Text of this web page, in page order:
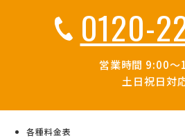
0120-
営業時間 9:00～
土日祝日対
各種料金表